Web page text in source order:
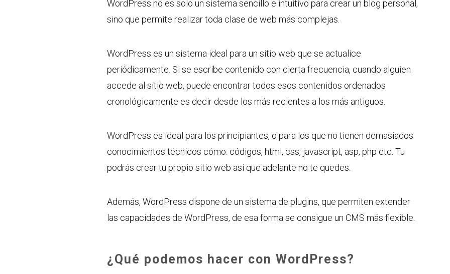
WordPress no es solo un sistema sencillo e intuitivo para crear un blog personal,
sino que permite realizar toda clase de web más complejas.
WordPress es un sistema ideal para un sitio web que se actualice
periódicamente. Si se escribe contenido con cierta frecuencia, cuando alguien
accede al sitio web, puede encontrar todos esos contenidos ordenados
cronológicamente es decir desde los más recientes a los más antiguos.
WordPress es ideal para los principiantes, o para los que no tienen demasiados
conocimientos técnicos cómo: códigos, html, css, javascript, asp, php etc. Tu
podrás crear tu propio sitio web así que adelante no te quedes.
Además, WordPress dispone de un sistema de plugins, que permiten extender
las capacidades de WordPress, de esa forma se consigue un CMS más flexible.
¿Qué podemos hacer con WordPress?